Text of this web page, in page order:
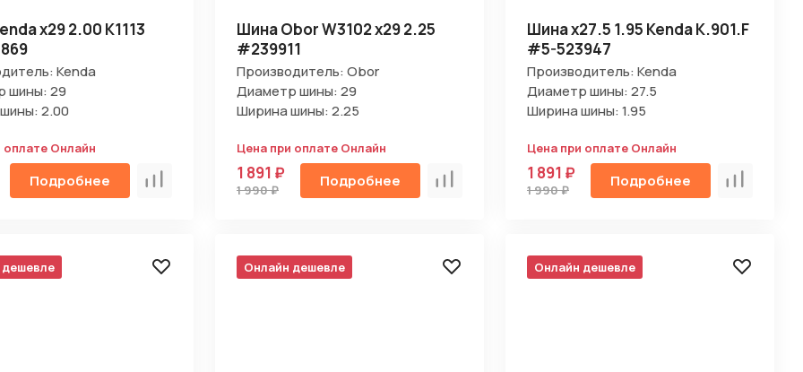
х29 2.00 K1113
Kenda
шины: 29
2.00
оплате Онлайн
Подробнее Сравнить
Шина Obor W3102 х29 2.25
#239911
Производитель: Obor
Диаметр шины: 29
Ширина шины: 2.25
Цена при оплате Онлайн
1 891 ₽
1 990 ₽ Подробнее Сравнить
Шина х27.5 1.95 Kenda K.901.F
#5-523947
Производитель: Kenda
Диаметр шины: 27.5
Ширина шины: 1.95
Цена при оплате Онлайн
1 891 ₽
1 990 ₽ Подробнее Сравнить
Онлайн дешевле Онлайн дешевле